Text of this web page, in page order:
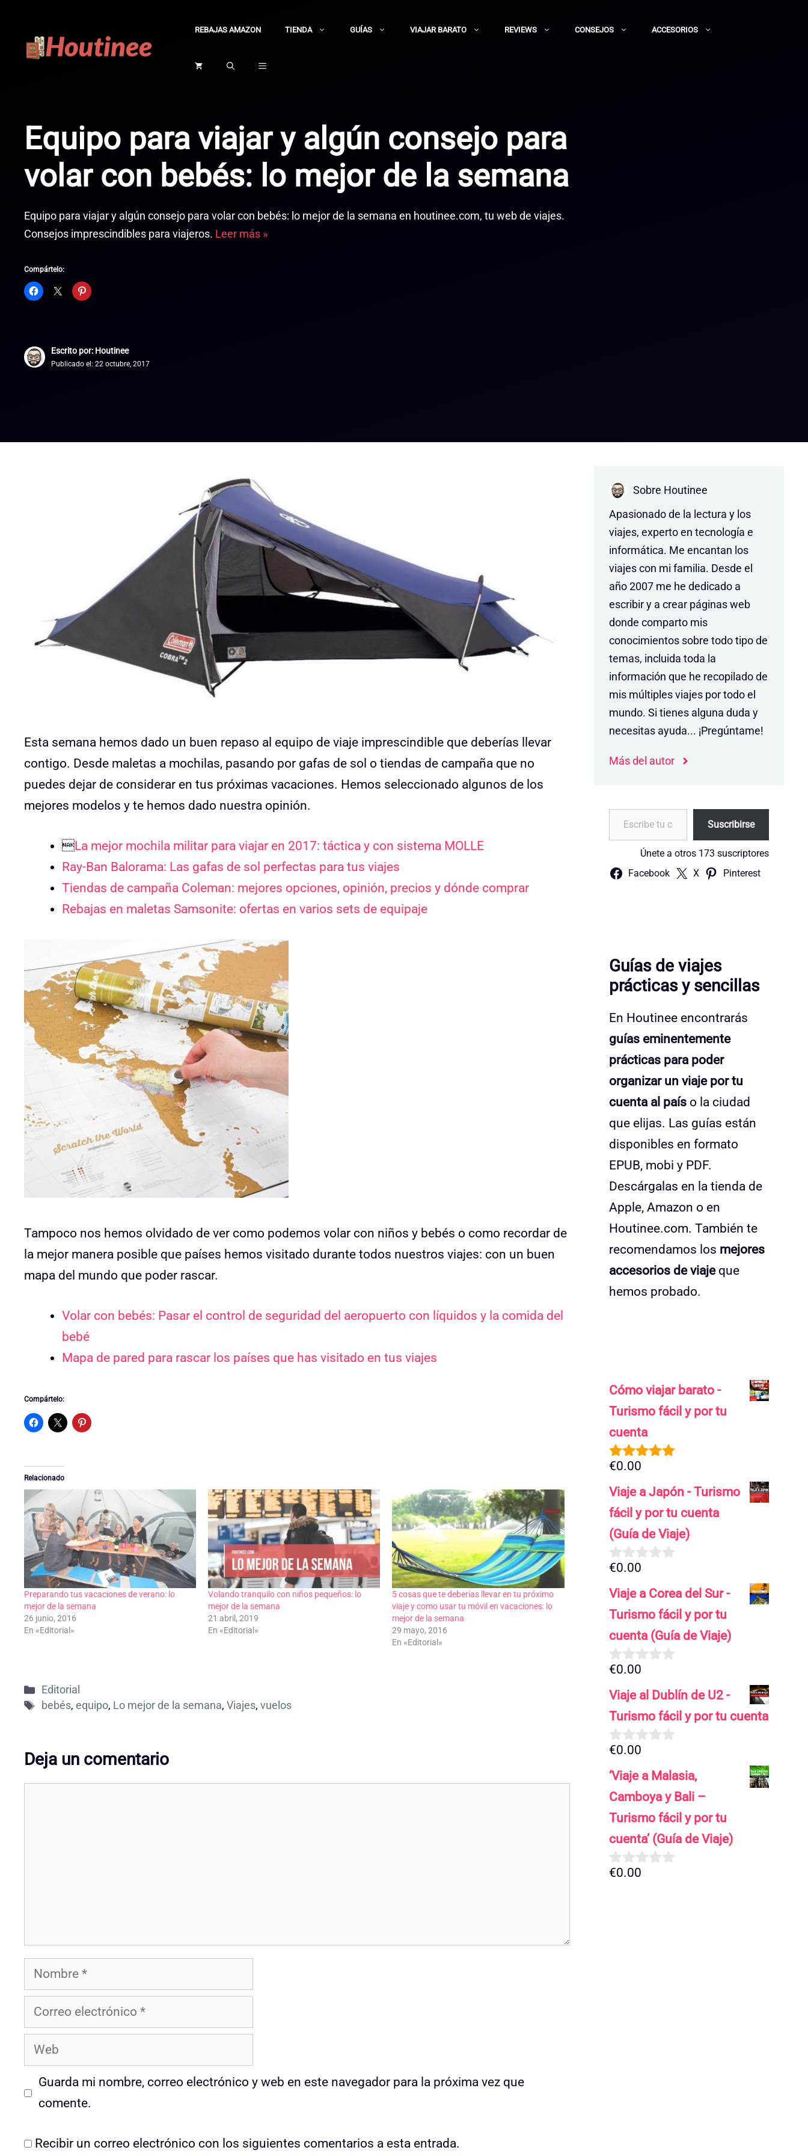
contenido
REBAJAS AMAZON TIENDA GUÍAS VIAJAR BARATO REVIEWS CONSEJOS ACCESORIOS
Equipo para viajar y algún consejo para
volar con bebés: lo mejor de la semana
Equipo para viajar y algún consejo para volar con bebés: lo mejor de la semana en houtinee.com, tu web de viajes.
Consejos imprescindibles para viajeros. Leer más »
Compártelo:
Escrito por: Houtinee
Publicado el: 22 octubre, 2017
Esta semana hemos dado un buen repaso al equipo de viaje imprescindible que deberías llevar
contigo. Desde maletas a mochilas, pasando por gafas de sol o tiendas de campaña que no
puedes dejar de considerar en tus próximas vacaciones. Hemos seleccionado algunos de los
mejores modelos y te hemos dado nuestra opinión.
La mejor mochila militar para viajar en 2017: táctica y con sistema MOLLE
Ray-Ban Balorama: Las gafas de sol perfectas para tus viajes
Tiendas de campaña Coleman: mejores opciones, opinión, precios y dónde comprar
Rebajas en maletas Samsonite: ofertas en varios sets de equipaje
Tampoco nos hemos olvidado de ver como podemos volar con niños y bebés o como recordar de
la mejor manera posible que países hemos visitado durante todos nuestros viajes: con un buen
mapa del mundo que poder rascar.
Volar con bebés: Pasar el control de seguridad del aeropuerto con líquidos y la comida del
bebé
Mapa de pared para rascar los países que has visitado en tus viajes
Compártelo:
Relacionado
Preparando tus vacaciones de verano: lo
mejor de la semana
26 junio, 2016
En «Editorial»
Volando tranquilo con niños pequeños: lo
mejor de la semana
21 abril, 2019
En «Editorial»
5 cosas que te deberías llevar en tu próximo
viaje y como usar tu móvil en vacaciones: lo
mejor de la semana
29 mayo, 2016
En «Editorial»
Categorías
Editorial
Etiquetas
bebés, equipo, Lo mejor de la semana, Viajes, vuelos
Deja un comentario
Nombre
Correo
electrónico
Web
Guarda mi nombre, correo electrónico y web en este navegador para la próxima vez que
comente.
Recibir un correo electrónico con los siguientes comentarios a esta entrada.
Sobre Houtinee
Apasionado de la lectura y los
viajes, experto en tecnología e
informática. Me encantan los
viajes con mi familia. Desde el
año 2007 me he dedicado a
escribir y a crear páginas web
donde comparto mis
conocimientos sobre todo tipo de
temas, incluida toda la
información que he recopilado de
mis múltiples viajes por todo el
mundo. Si tienes alguna duda y
necesitas ayuda... ¡Pregúntame!
Más del autor
Escribe tu correo electrónico…
Suscribirse
Únete a otros 173 suscriptores
Facebook X Pinterest
Guías de viajes
prácticas y sencillas
En Houtinee encontrarás
guías eminentemente
prácticas para poder
organizar un viaje por tu
cuenta al país o la ciudad
que elijas. Las guías están
disponibles en formato
EPUB, mobi y PDF.
Descárgalas en la tienda de
Apple, Amazon o en
Houtinee.com. También te
recomendamos los mejores
accesorios de viajeque
hemos probado.
Cómo viajar barato -
Turismo fácil y por tu
cuenta
5.00de 5
€0.00
Viaje a Japón - Turismo
fácil y por tu cuenta
(Guía de Viaje)
0
e
5
€0.00
Viaje a Corea del Sur -
Turismo fácil y por tu
cuenta (Guía de Viaje)
0
e
5
€0.00
Viaje al Dublín de U2 -
Turismo fácil y por tu cuenta
0
e
5
€0.00
‘Viaje a Malasia,
Camboya y Bali –
Turismo fácil y por tu
cuenta’ (Guía de Viaje)
0
€0.00